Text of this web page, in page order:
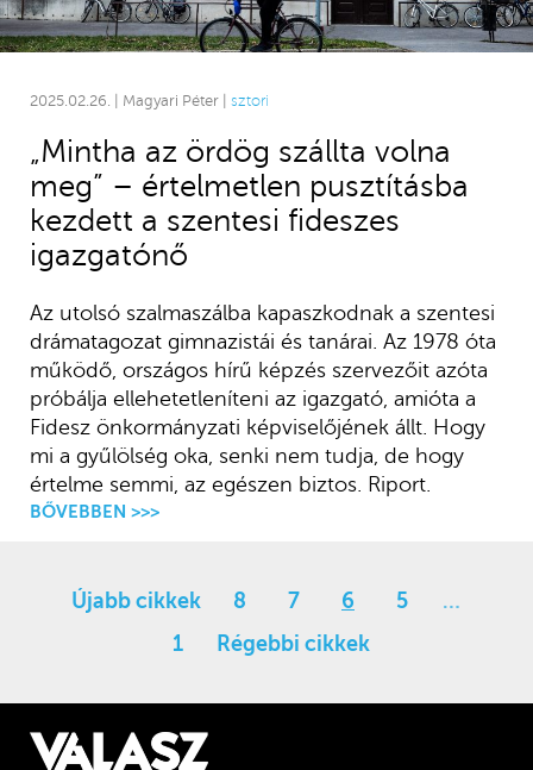
2025.02.26. | Magyari Péter | sztori
„Mintha az ördög szállta volna
meg” – értelmetlen pusztításba
kezdett a szentesi fideszes
igazgatónő
Az utolsó szalmaszálba kapaszkodnak a szentesi
drámatagozat gimnazistái és tanárai. Az 1978 óta
működő, országos hírű képzés szervezőit azóta
próbálja ellehetetleníteni az igazgató, amióta a
Fidesz önkormányzati képviselőjének állt. Hogy
mi a gyűlölség oka, senki nem tudja, de hogy
értelme semmi, az egészen biztos. Riport.
BŐVEBBEN >>>
Újabb cikkek 8 7 6 5
…
1
Régebbi cikkek